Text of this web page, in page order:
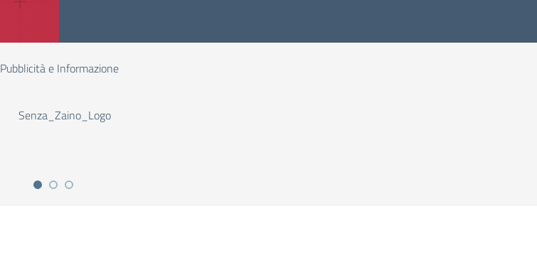
Pubblicità e Informazione